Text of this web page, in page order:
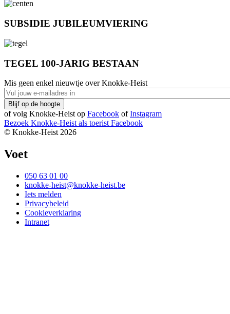
SUBSIDIE JUBILEUMVIERING
TEGEL 100-JARIG BESTAAN
Mis geen enkel nieuwtje over Knokke-Heist
of volg Knokke-Heist op Facebook ofInstagram
Bezoek Knokke-Heist als toerist Facebook
© Knokke-Heist 2026
Voet
050 63 01 00
knokke-heist@knokke-heist.be
Iets melden
Privacybeleid
Cookieverklaring
Intranet